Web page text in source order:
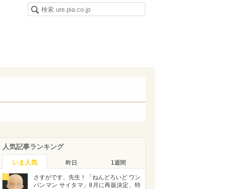
人気記事ランキング
いま人気 昨日 1週間
1
さすがです、先生！「ねんどろいど ワン
パンマン サイタマ」8月に再販決定、特